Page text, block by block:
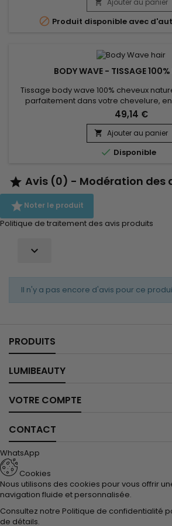
naturel. Ils sont cousus machine l’un à
 Ajouter au panier
 Produit disponible avec
BODY WAVE - TISSAGE 100%
Tissage body wave 100% cheveux
parfaitement dans votre chevelure,
volume ou sa longueur. Très soyeux et
pour un look naturel. Cousus à la
solidité et une perte de cheveux minime.
s'emmêlent pas, donne une tenue
de...
49,14 €
 Ajouter au panier
 Disponible
 Avis (0) - Modération des
Noter le produit
Politique de traitement des avis produits

Il n'y a pas encore d'avis pour ce
PRODUITS
LUMIBEAUTY
VOTRE COMPTE
CONTACT
WhatsApp
Cookies
Nous utilisons des cookies pour vous offrir
navigation fluide et personnalisée.
Consultez notre Politique de confidentialité
de détails.